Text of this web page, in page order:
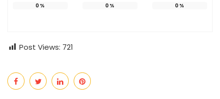
0 % 0 % 0 %
Post Views: 721